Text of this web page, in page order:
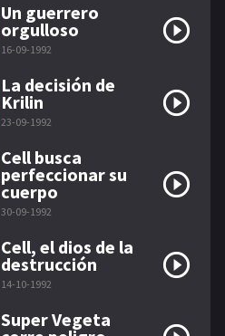
Un guerrero
orgulloso
16-09-1992
La decisión de
Krilin
23-09-1992
Cell busca
perfeccionar su
cuerpo
30-09-1992
Cell, el dios de la
destrucción
14-10-1992
Super Vegeta